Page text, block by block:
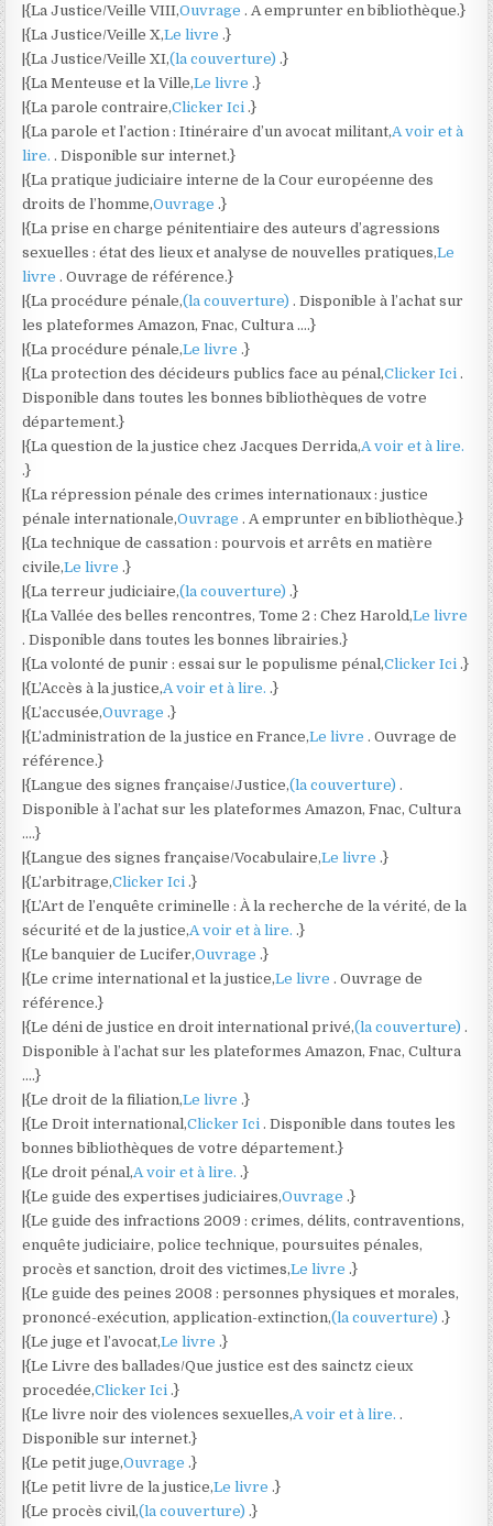
|{La Justice/Veille VIII,Ouvrage. A emprunter en bibliothèque.}
|{La Justice/Veille X,Le livre.}
|{La Justice/Veille XI,(la couverture).}
|{La Menteuse et la Ville,Le livre.}
|{La parole contraire,Clicker Ici.}
|{La parole et l’action : Itinéraire d’un avocat militant,A voir et à
lire.. Disponible sur internet.}
|{La pratique judiciaire interne de la Cour européenne des
droits de l’homme,Ouvrage.}
|{La prise en charge pénitentiaire des auteurs d’agressions
sexuelles : état des lieux et analyse de nouvelles pratiques,Le
livre. Ouvrage de référence.}
|{La procédure pénale,(la couverture). Disponible à l’achat sur
les plateformes Amazon, Fnac, Cultura ….}
|{La procédure pénale,Le livre.}
|{La protection des décideurs publics face au pénal,Clicker Ici.
Disponible dans toutes les bonnes bibliothèques de votre
département.}
|{La question de la justice chez Jacques Derrida,A voir et à lire.
.}
|{La répression pénale des crimes internationaux : justice
pénale internationale,Ouvrage. A emprunter en bibliothèque.}
|{La technique de cassation : pourvois et arrêts en matière
civile,Le livre.}
|{La terreur judiciaire,(la couverture).}
|{La Vallée des belles rencontres, Tome 2 : Chez Harold,Le livre
. Disponible dans toutes les bonnes librairies.}
|{La volonté de punir : essai sur le populisme pénal,Clicker Ici.}
|{L’Accès à la justice,A voir et à lire..}
|{L’accusée,Ouvrage.}
|{L’administration de la justice en France,Le livre. Ouvrage de
référence.}
|{Langue des signes française/Justice,(la couverture).
Disponible à l’achat sur les plateformes Amazon, Fnac, Cultura
….}
|{Langue des signes française/Vocabulaire,Le livre.}
|{L’arbitrage,Clicker Ici.}
|{L’Art de l’enquête criminelle : À la recherche de la vérité, de la
sécurité et de la justice,A voir et à lire..}
|{Le banquier de Lucifer,Ouvrage.}
|{Le crime international et la justice,Le livre. Ouvrage de
référence.}
|{Le déni de justice en droit international privé,(la couverture).
Disponible à l’achat sur les plateformes Amazon, Fnac, Cultura
….}
|{Le droit de la filiation,Le livre.}
|{Le Droit international,Clicker Ici. Disponible dans toutes les
bonnes bibliothèques de votre département.}
|{Le droit pénal,A voir et à lire..}
|{Le guide des expertises judiciaires,Ouvrage.}
|{Le guide des infractions 2009 : crimes, délits, contraventions,
enquête judiciaire, police technique, poursuites pénales,
procès et sanction, droit des victimes,Le livre.}
|{Le guide des peines 2008 : personnes physiques et morales,
prononcé-exécution, application-extinction,(la couverture).}
|{Le juge et l’avocat,Le livre.}
|{Le Livre des ballades/Que justice est des sainctz cieux
procedée,Clicker Ici.}
|{Le livre noir des violences sexuelles,A voir et à lire..
Disponible sur internet.}
|{Le petit juge,Ouvrage.}
|{Le petit livre de la justice,Le livre.}
|{Le procès civil,(la couverture).}